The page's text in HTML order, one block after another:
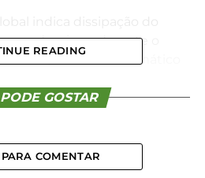
predominou durante o
Niña, fenômeno climático
até atingir o ápice na
do ar tende a ficar entre
acima da normalidade
READING
GOSTAR
COMENTAR